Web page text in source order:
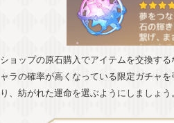
ショップの原石購入でアイテムを交換す
ャラの確率が高くなっている限定ガチャ
り、紡がれた運命を選ぶようにしましょう。